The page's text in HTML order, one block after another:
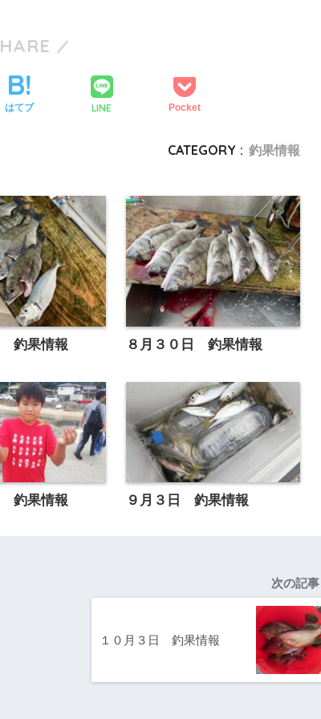
はてブ LINE Pocket
CATEGORY : 釣果情報
釣果情報 ８月３０日 釣果情報
釣果情報 ９月３日 釣果情報
次の記事
１０月３日 釣果情報